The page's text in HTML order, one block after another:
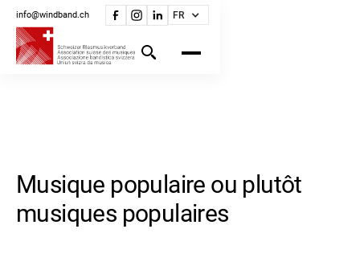
info@windband.ch FR
Musique populaire ou plutôt
musiques populaires